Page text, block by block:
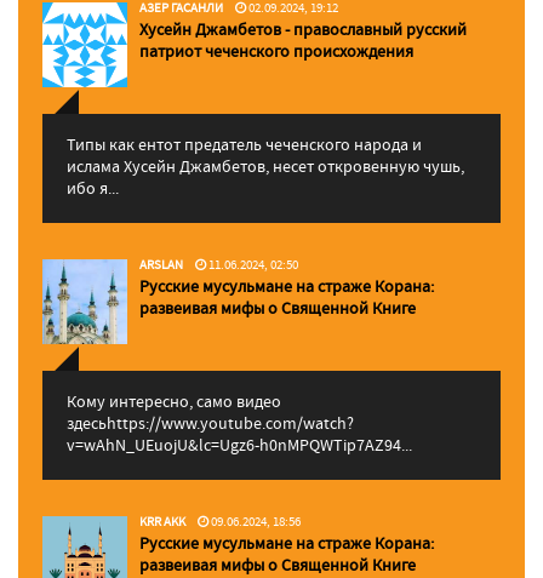
АЗЕР ГАСАНЛИ 02.09.2024, 19:12
Хусейн Джамбетов - православный русский
патриот чеченского происхождения
Типы как ентот предатель чеченского народа и
ислама Хусейн Джамбетов, несет откровенную чушь,
ибо я...
ARSLAN 11.06.2024, 02:50
Русские мусульмане на страже Корана:
pазвеивая мифы о Священной Книге
Кому интересно, само видео
здесьhttps://www.youtube.com/watch?
v=wAhN_UEuojU&lc=Ugz6-h0nMPQWTip7AZ94...
KRR AKK 09.06.2024, 18:56
Русские мусульмане на страже Корана:
pазвеивая мифы о Священной Книге